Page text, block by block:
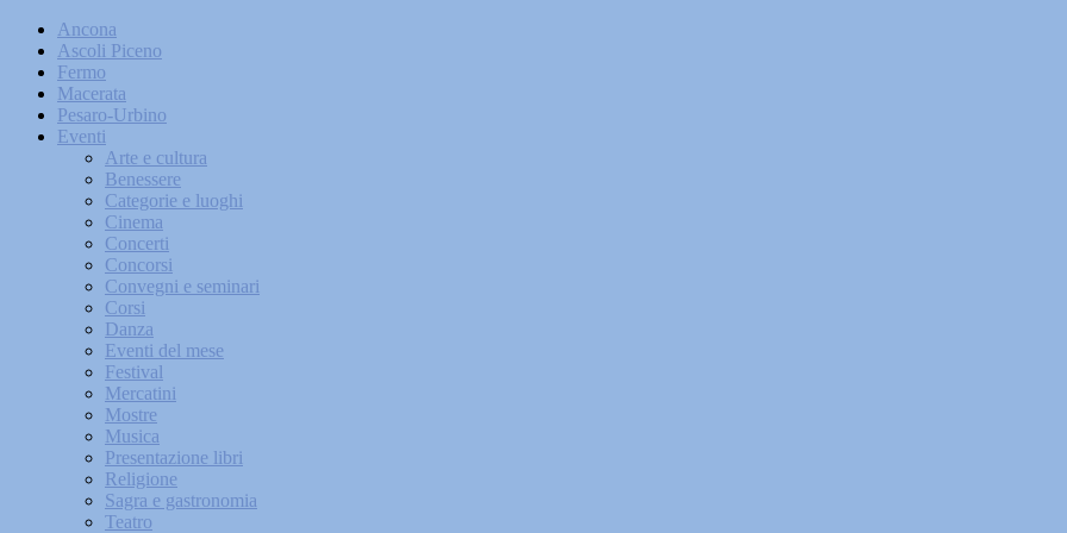
Ancona
Ascoli Piceno
Fermo
Macerata
Pesaro-Urbino
Eventi
Arte e cultura
Benessere
Categorie e luoghi
Cinema
Concerti
Concorsi
Convegni e seminari
Corsi
Danza
Eventi del mese
Festival
Mercatini
Mostre
Musica
Presentazione libri
Religione
Sagra e gastronomia
Teatro